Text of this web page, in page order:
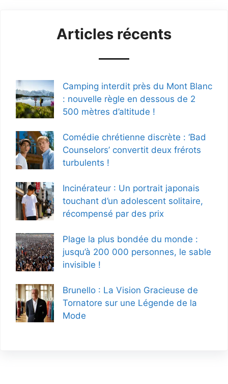
Articles récents
Camping interdit près du Mont Blanc
: nouvelle règle en dessous de 2
500 mètres d’altitude !
Comédie chrétienne discrète : ‘Bad
Counselors’ convertit deux frérots
turbulents !
Incinérateur : Un portrait japonais
touchant d’un adolescent solitaire,
récompensé par des prix
Plage la plus bondée du monde :
jusqu’à 200 000 personnes, le sable
invisible !
Brunello : La Vision Gracieuse de
Tornatore sur une Légende de la
Mode